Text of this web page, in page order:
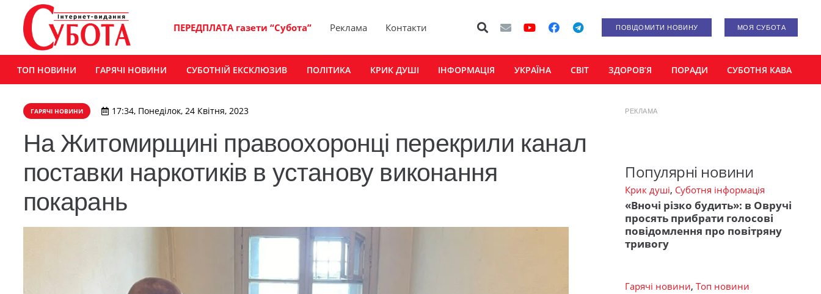
ПЕРЕДПЛАТА газети “Субота” Реклама Контакти ПОВІДОМИТИ НОВИНУ МОЯ СУБОТА
ТОП НОВИНИ ГАРЯЧІ НОВИНИ СУБОТНІЙ ЕКСКЛЮЗИВ ПОЛІТИКА КРИК ДУШІ ІНФОРМАЦІЯ УКРАЇНА СВІТ ЗДОРОВ’Я ПОРАДИ СУБОТНЯ КАВА
ГАРЯЧІ НОВИНИ 17:34, Понеділок, 24 Квітня, 2023
На Житомирщині правоохоронці перекрили канал
поставки наркотиків в установу виконання
покарань
РЕКЛАМА
Популярні новини
Крик душі, Суботня інформація
«Вночі різко будить»: в Овручі
просять прибрати голосові
повідомлення про повітряну
тривогу
Гарячі новини, Топ новини